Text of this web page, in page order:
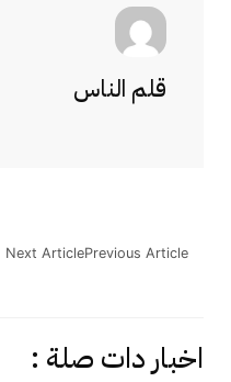
قلم الناس
Previous Article
Next Article
اخبار دات صلة :